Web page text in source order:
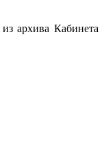
архива Кабинета